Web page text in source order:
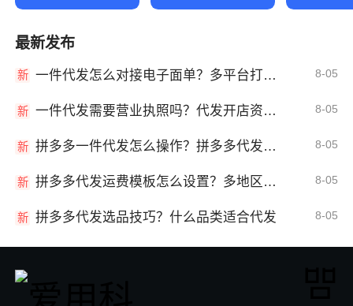
最新发布
新 一件代发怎么对接电子面单？多平台打单发货教程 8-05
新 一件代发需要营业执照吗？代发开店资质详解 8-05
新 拼多多一件代发怎么操作？拼多多代发全流程 8-05
新 拼多多代发运费模板怎么设置？多地区运费 8-05
新 拼多多代发选品技巧？什么品类适合代发 8-05